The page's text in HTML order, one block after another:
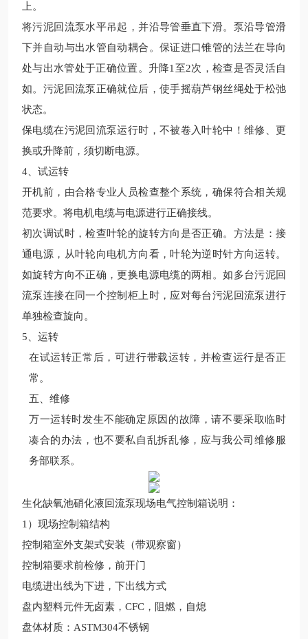
上。
将污泥回流泵水平吊起，并沿导管垂直下滑。泵沿导管滑
下并自动与出水管自动耦合。保证进口锥管的法兰在导向
处与出水管处于正确位置。升降1至2次，检查是否灵活自
如。污泥回流泵正确就位后，使手摇葫芦钢丝绳处于松弛
状态。
保电缆在污泥回流泵运行时，不被卷入叶轮中！维修、更
换或升降前，须切断电源。
4、试运转
开机前，由合格专业人员检查整个系统，确保符合相关规
范要求。将电机电缆与电源进行正确接线。
初次调试时，检查叶轮的旋转方向是否正确。方法是：接
通电源，从叶轮向电机方向看，叶轮为逆时针方向运转。
如旋转方向不正确，更换电源电缆的两相。如多台污泥回
流泵连接在同一个控制柜上时，应对每台污泥回流泵进行
单独检查旋向。
5、运转
在试运转正常后，可进行带载运转，并检查运行是否正
常。
五、维修
万一运转时发生不能确定原因的故障，请不要采取临时
凑合的办法，也不要私自乱拆乱修，应与我公司维修服
务部联系。
生化缺氧池硝化液回流泵现场电气控制 箱说明：
1 ）现场控制箱结构
控制箱室外支架式安装（带观察窗）
控制箱要求前检修，前开门
电缆进出线为下进，下出线方式
盘内塑料元件无卤素， CFC ，阻燃，自熄
盘体材质： ASTM304不锈钢